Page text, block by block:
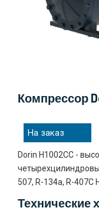
Компрессор
На заказ
Dorin H1002CC -
507, R-134a, R-407C
Технические